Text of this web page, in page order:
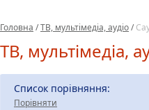
Головна /ТВ, мультімедіа, аудіо/
ТВ, мультімедіа,
Список порівняння:
Порівняти